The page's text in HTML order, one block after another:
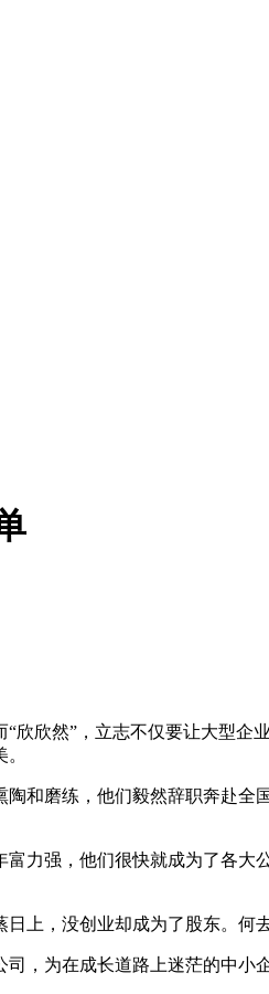
欣然”，立志不仅要让大型
和磨练，他们毅然辞职奔赴
力强，他们很快就成为了各
上，没创业却成为了股东。何
，为在成长道路上迷茫的中小